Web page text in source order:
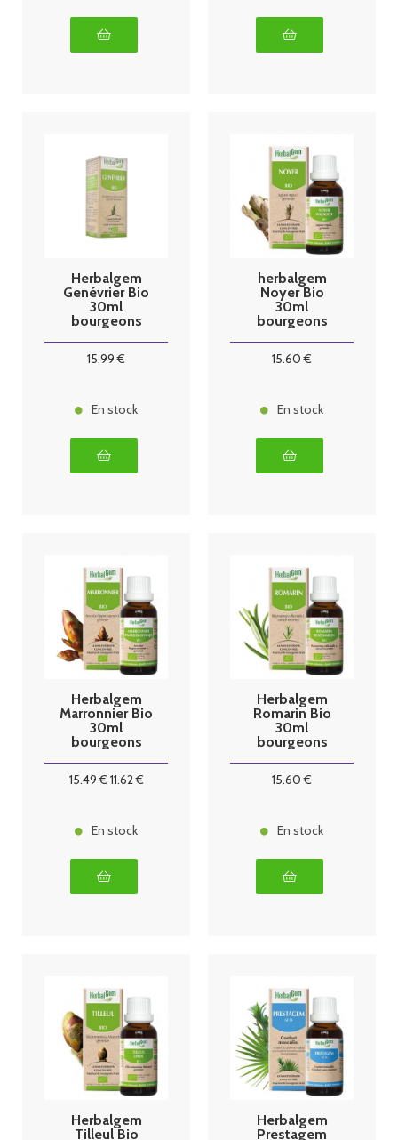
Herbalgem
Genévrier Bio
30ml
bourgeons
15.99 €
En stock
herbalgem
Noyer Bio
30ml
bourgeons
15.60 €
En stock
Herbalgem
Marronnier Bio
30ml
bourgeons
15.49€11.62€
En stock
Herbalgem
Romarin Bio
30ml
bourgeons
15.60 €
En stock
Herbalgem
Tilleul Bio
Herbalgem
Prestagem